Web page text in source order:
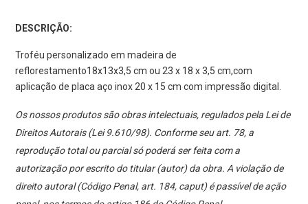
DESCRIÇÃO:
Troféu personalizado em madeira de
reflorestamento18x13x3,5 cm ou 23 x 18 x 3,5 cm,com
aplicação de placa aço inox 20 x 15 cm com impressão digital.
Os nossos produtos são obras intelectuais, regulados pela Lei de
Direitos Autorais (Lei 9.610/98). Conforme seu art. 78, a
reprodução total ou parcial só poderá ser feita com a
autorização por escrito do titular (autor) da obra. A violação de
direito autoral (Código Penal, art. 184, caput) é passível de ação